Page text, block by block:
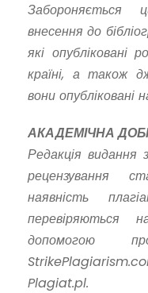
внесення до
які опубліковані
країні, а також
вони опубліковані
АКАДЕМІЧНА
Редакція видання
рецензування
наявність
перевіряються
допомогою
Plagiat.pl.